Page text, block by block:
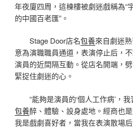
年夜廈四周，這棟樓被劇迷戲稱為“
的中國百老匯”。
Stage Door店名包養來自劇迷
意為演職職員通道，表演停止后，
演員的近間隔互動。從店名開端，
緊捉住劇迷的心。
“能夠是演員的‘個人工作病’，
包養醉、體驗、設身處地。經商也
我是戲劇喜好者，當我在表演散場